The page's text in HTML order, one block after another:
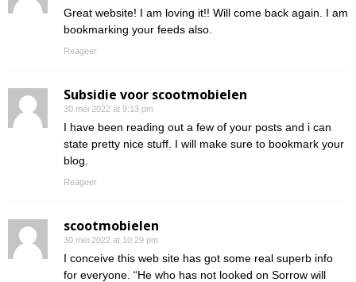
Great website! I am loving it!! Will come back again. I am
bookmarking your feeds also.
Reageer
Subsidie voor scootmobielen
30 mei 2022 at 9:13 pm
I have been reading out a few of your posts and i can
state pretty nice stuff. I will make sure to bookmark your
blog.
Reageer
scootmobielen
30 mei 2022 at 10:29 pm
I conceive this web site has got some real superb info
for everyone. “He who has not looked on Sorrow will